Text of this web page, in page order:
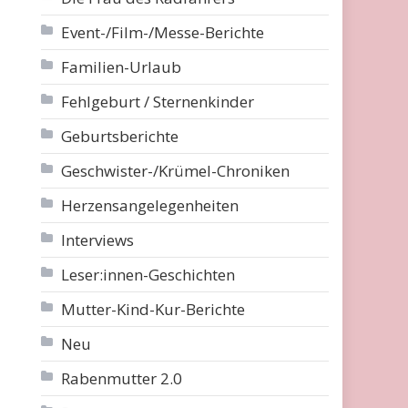
Event-/Film-/Messe-Berichte
Familien-Urlaub
Fehlgeburt / Sternenkinder
Geburtsberichte
Geschwister-/Krümel-Chroniken
Herzensangelegenheiten
Interviews
Leser:innen-Geschichten
Mutter-Kind-Kur-Berichte
Neu
Rabenmutter 2.0